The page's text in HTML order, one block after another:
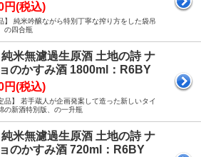
円(税込)
】 純米吟醸ながら特別丁寧な搾り方をした袋吊
の四合瓶
米無濾過生原酒 土地の詩 ナ
のかすみ酒 1800ml：R6BY
円(税込)
品】 若手蔵人が企画発案して造った新しいタイ
の新酒特別版、の一升瓶
米無濾過生原酒 土地の詩 ナ
のかすみ酒 720ml：R6BY